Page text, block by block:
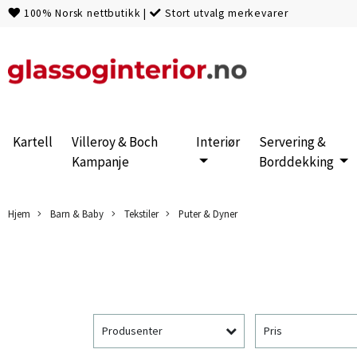
100% Norsk nettbutikk | Stort utvalg merkevarer
Kartell
Villeroy & Boch
Kampanje
Interiør
Servering &
Borddekking
Hjem Barn & Baby Tekstiler Puter & Dyner
Produsenter Pris